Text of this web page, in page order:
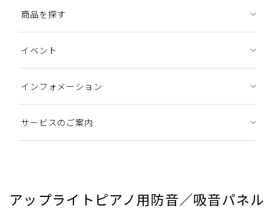
商品を探す
イベント
インフォメーション
サービスのご案内
アップライトピアノ用防音／吸音パネル